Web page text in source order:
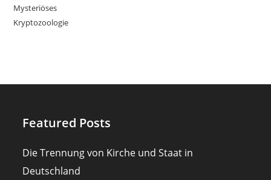
Mysteriöses
Kryptozoologie
Featured Posts
Die Trennung von Kirche und Staat in
Deutschland